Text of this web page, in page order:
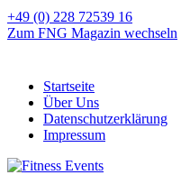
+49 (0) 228 72539 16
Zum FNG Magazin wechseln
Startseite
Über Uns
Datenschutzerklärung
Impressum